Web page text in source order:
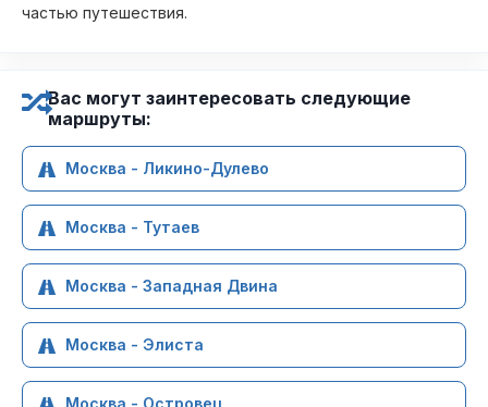
частью путешествия.
Вас могут заинтересовать следующие
маршруты:
Москва - Ликино-Дулево
Москва - Тутаев
Москва - Западная Двина
Москва - Элиста
Москва - Островец